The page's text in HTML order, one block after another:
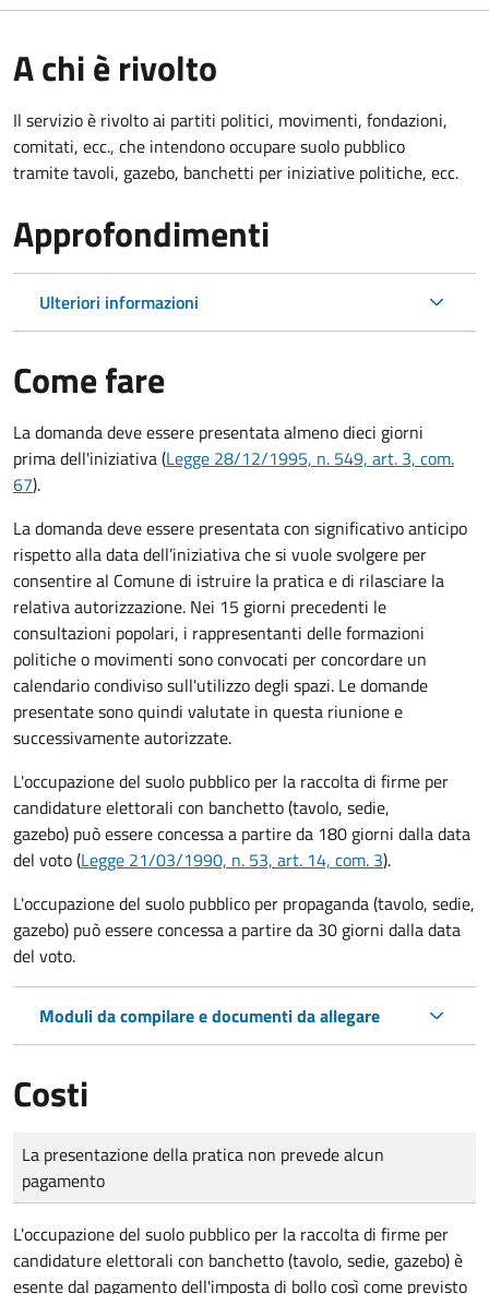
A chi è rivolto
Il servizio è rivolto ai partiti politici, movimenti, fondazioni,
comitati, ecc., che intendono occupare suolo pubblico
tramite tavoli, gazebo, banchetti per iniziative politiche, ecc.
Approfondimenti
Ulteriori informazioni
Come fare
La domanda deve essere presentataalmeno dieci giorni
primadell'iniziativa (Legge 28/12/1995, n. 549, art. 3, com.
67).
La domanda deve essere presentata con significativo anticipo
rispetto alla data dell’iniziativa che si vuole svolgere per
consentire al Comune di istruire la pratica e di rilasciare la
relativa autorizzazione. Nei 15 giorni precedenti le
consultazioni popolari, i rappresentanti delle formazioni
politiche o movimenti sono convocati per concordare un
calendario condiviso sull'utilizzo degli spazi. Le domande
presentate sono quindi valutate in questa riunione e
successivamente autorizzate.
L'occupazione del suolo pubblico per la raccolta di firme per
candidature elettorali con banchetto (tavolo, sedie,
gazebo) può essere concessa a partire da 180 giorni dalla data
del voto (Legge 21/03/1990, n. 53, art. 14, com. 3).
L'occupazione del suolo pubblico per propaganda (tavolo, sedie,
gazebo) può essere concessa a partire da 30 giorni dalla data
del voto.
Moduli da compilare e documenti da allegare
Costi
Tipo di pagamento
Importo
La presentazione della pratica non prevede alcun
pagamento
L'occupazione del suolo pubblico per la raccolta di firme per
candidature elettorali con banchetto (tavolo, sedie, gazebo) è
esente dal pagamento dell'imposta di bollo così come previsto